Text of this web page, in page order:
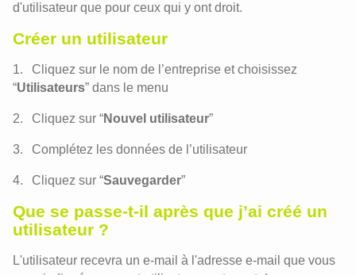
d'utilisateur que pour ceux qui y ont droit.
Créer un utilisateur
Cliquez sur le nom de l’entreprise et choisissez
“Utilisateurs” dans le menu
Cliquez sur “Nouvel utilisateur”
Complétez les données de l’utilisateur
Cliquez sur “Sauvegarder”
Que se passe-t-il après que j’ai créé un
utilisateur ?
L'utilisateur recevra un e-mail à l'adresse e-mail que vous